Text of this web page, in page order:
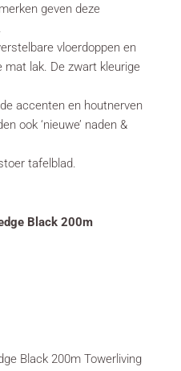
geven deze
vloerdoppen en
lak. De zwart kleurige
accenten en houtnerven
ook ‘nieuwe’ naden &
tafelblad.
Black 200m
Black 200m Towerliving